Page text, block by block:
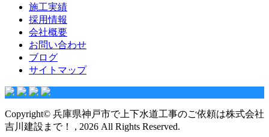
施工実績
採用情報
会社概要
お問い合わせ
ブログ
サイトマップ
Copyright© 兵庫県神戸市で上下水道工事のご依頼は株式会社
吉川建設まで！ , 2026 All Rights Reserved.